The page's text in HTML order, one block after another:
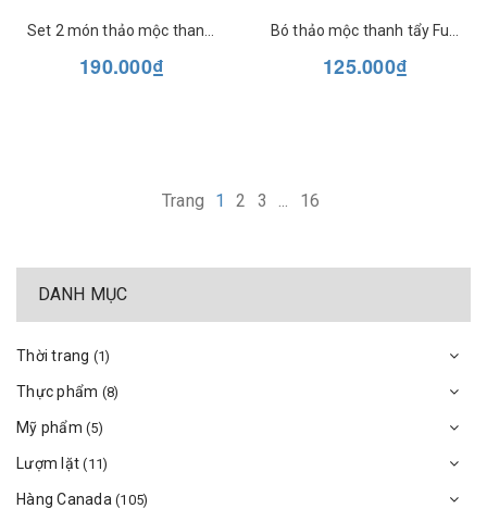
190.000₫ 125.000₫
Trang 1 2 3 ... 16
DANH MỤC
Thời trang (1)
Thực phẩm (8)
Mỹ phẩm (5)
Lượm lặt(11)
Hàng Canada (105)